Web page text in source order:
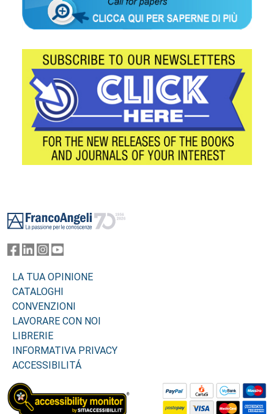
LA TUA OPINIONE
CATALOGHI
CONVENZIONI
LAVORARE CON NOI
LIBRERIE
INFORMATIVA PRIVACY
ACCESSIBILITÁ